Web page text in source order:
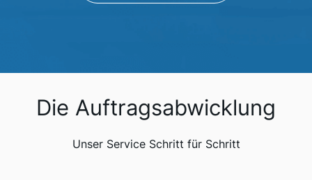
Die Auftragsabwicklung
Unser Service Schritt für Schritt